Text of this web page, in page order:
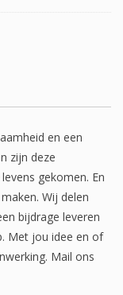
en een
zijn deze
gekomen. En
Wij delen
bijdrage leveren
Met jou idee en of
Mail ons